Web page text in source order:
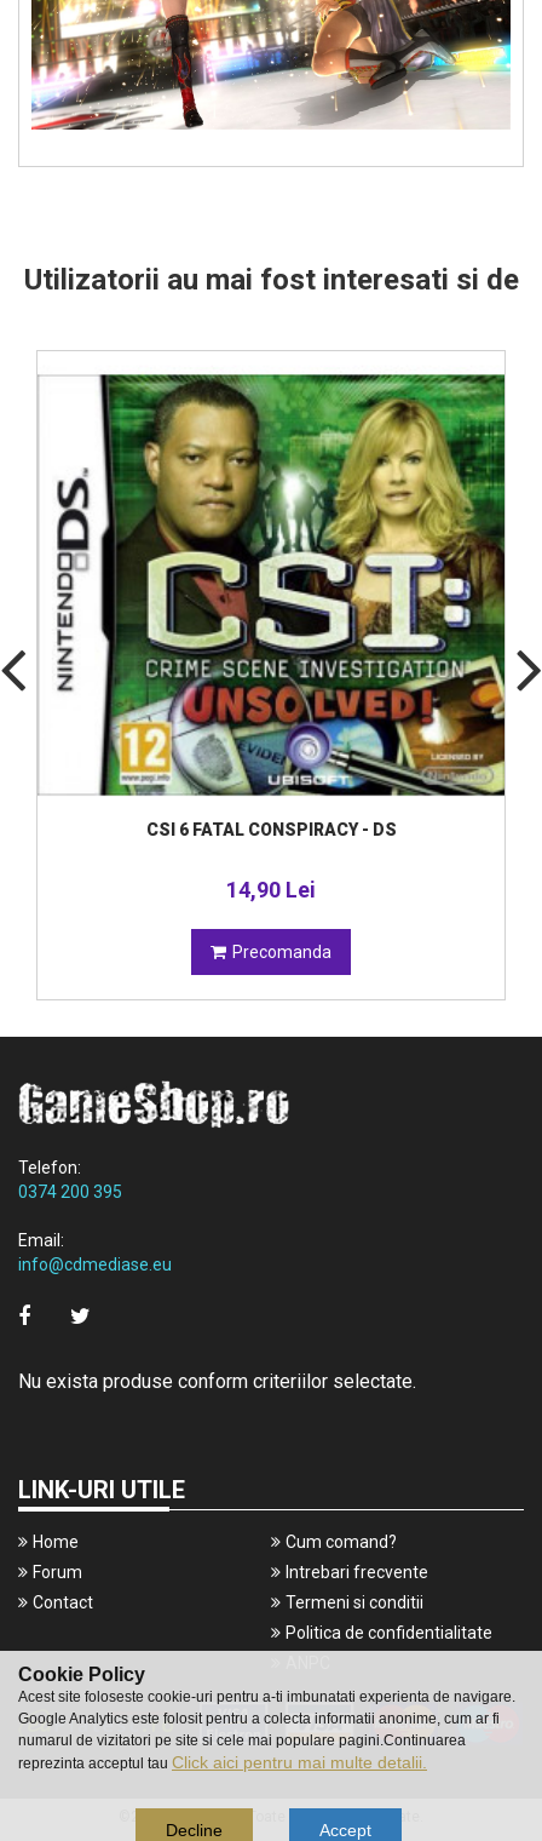
Cookie Policy
Acest site foloseste cookie-uri pentru a-ti imbunatati experienta de navigare.
Google Analytics este folosit pentru a colecta informatii anonime, cum ar fi
numarul de vizitatori pe site si cele mai populare pagini.Continuarea
reprezinta acceptul tau Click aici pentru mai multe detalii.
Decline Accept
Utilizatorii au mai fost interesati si de
CSI 6 FATAL CONSPIRACY - DS
14,90 Lei
Precomanda
Telefon:
0374 200 395
Email:
info@cdmediase.eu
Nu exista produse conform criteriilor selectate.
LINK-URI UTILE
Home
Forum
Contact
Cum comand?
Intrebari frecvente
Termeni si conditii
Politica de confidentialitate